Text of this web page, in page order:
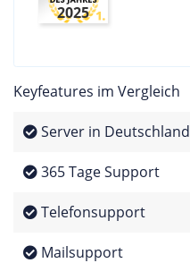
2025
Keyfeatures im Vergleich
Server in Deutschland
365 Tage Support
Telefonsupport
Mailsupport